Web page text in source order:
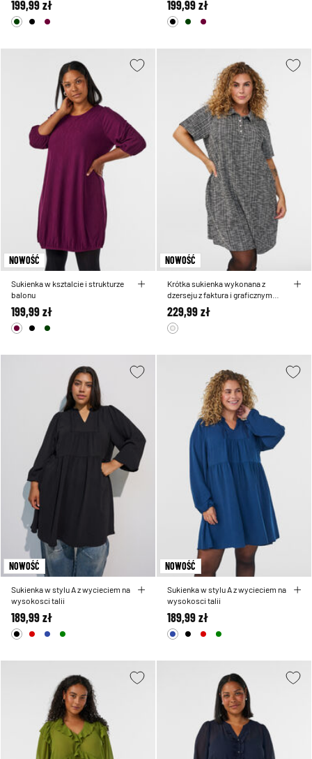
199,99 zł 199,99 zł
NOWOŚĆ
Sukienka w ksztalcie i strukturze
balonu
199,99 zł
NOWOŚĆ
Krótka sukienka wykonana z
dzerseju z faktura i graficznym
wzorem w krate
229,99 zł
NOWOŚĆ
Sukienka w stylu A z wycieciem na
wysokosci talii
189,99 zł
NOWOŚĆ
Sukienka w stylu A z wycieciem na
wysokosci talii
189,99 zł